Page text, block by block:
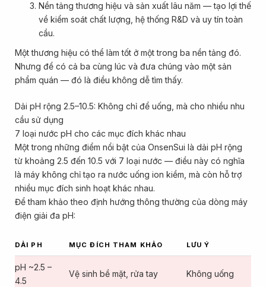
Nền tảng thương hiệu và sản xuất lâu năm — tạo lợi thế
về kiểm soát chất lượng, hệ thống R&D và uy tín toàn
cầu.
Một thương hiệu có thể làm tốt ở một trong ba nền tảng đó.
Nhưng để có cả ba cùng lúc và đưa chúng vào một sản
phẩm quán — đó là điều không dễ tìm thấy.
Dải pH rộng 2.5–10.5: Không chỉ để uống, mà cho nhiều nhu
cầu sử dụng
7 loại nước pH cho các mục đích khác nhau
Một trong những điểm nổi bật của OnsenSui là dải pH rộng
từ khoảng 2.5 đến 10.5 với 7 loại nước — điều này có nghĩa
là máy không chỉ tạo ra nước uống ion kiềm, mà còn hỗ trợ
nhiều mục đích sinh hoạt khác nhau.
Để tham khảo theo định hướng thông thường của dòng máy
điện giải đa pH:
DẢI PH MỤC ĐÍCH THAM KHẢO LƯU Ý
pH ~2.5 –
4.5
Vệ sinh bề mặt, rửa tay Không uống